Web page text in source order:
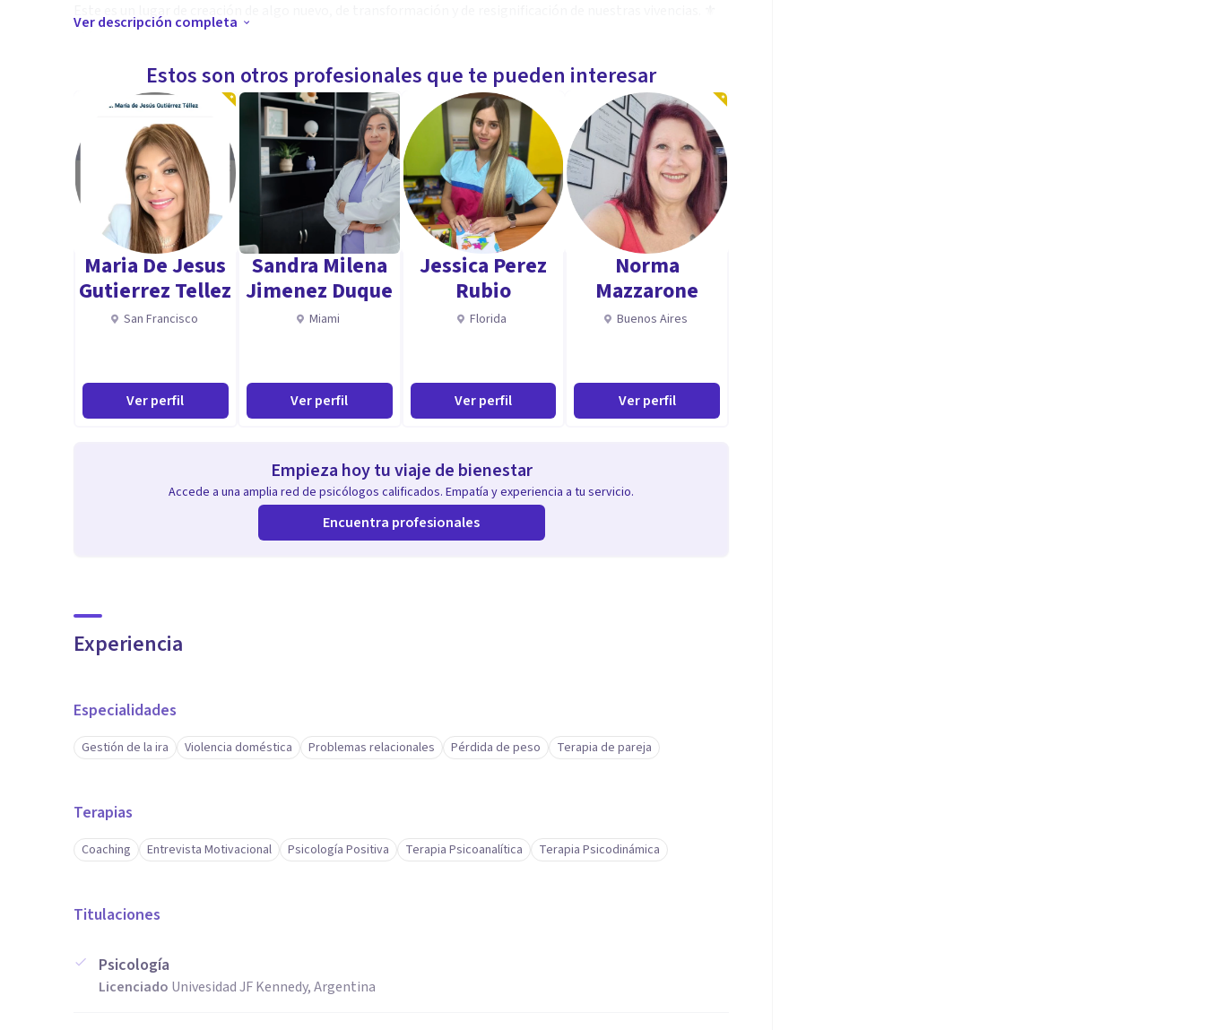
- Orientación individual: Trabajando juntos para explorar tus experiencias, relaciones interpersonales y
patrones de pensamiento.
- Terapia de pareja y familiar: trabajando con parejas y familias para que logren comunicarse de manera
efectiva, resolver conflictos y fortalecer sus vínculos.
Estoy aquí y ahora para acompañarte en ese proceso de reinvención. Juntos, podemos trabajar para superar
los desafíos emocionales y alcanzar una mayor satisfacción y bienestar en la vida.
Especialidad
Psicóloga General Sanitaria
Orientación para el bien-estar integral
Parejas
Aptitudes
Vocación de servicio
Ver descripción completa
Estos son otros profesionales que te pueden interesar
Maria De Jesus
Gutierrez Tellez
San Francisco
Ver perfil
Sandra Milena
Jimenez Duque
Miami
Ver perfil
Jessica Perez
Rubio
Florida
Ver perfil
Norma
Mazzarone
Buenos Aires
Ver perfil
Empieza hoy tu viaje de bienestar
Accede a una amplia red de psicólogos calificados. Empatía y experiencia a tu servicio.
Encuentra profesionales
Experiencia
Especialidades
Gestión de la ira Violencia doméstica Problemas relacionales Pérdida de peso Terapia de pareja
Terapias
Coaching Entrevista Motivacional Psicología Positiva Terapia Psicoanalítica Terapia Psicodinámica
Titulaciones
Psicología
Licenciado Univesidad JF Kennedy, Argentina